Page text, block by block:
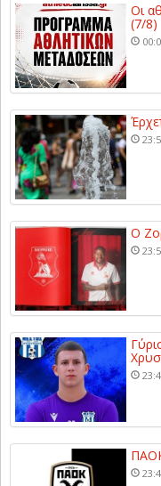
Οι
(7/8)
Ο